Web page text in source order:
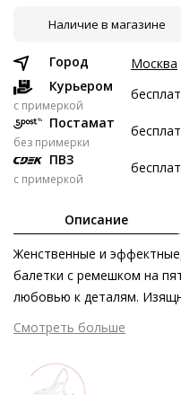
10 авг
24 авг
Без переплат
Долями
Разделите
Заплатите сейчас только
Затем по 2 997 ₽ раз в 2
Наличие в магазине
Город
Москва
Курьером
c примеркой
Постамат
без примерки
ПВЗ
с примеркой
Описание
Женственные и
балетки с ремешком на
любовью к деталям.
силуэт кремовых балеток
Серебристая пряжка с
выступает в качестве
служит ремешок – в нём
Смотреть больше